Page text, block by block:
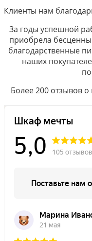
Клиенты нам
За годы успешной
приобрела
благодарственные
наших
Более 200 отзывов